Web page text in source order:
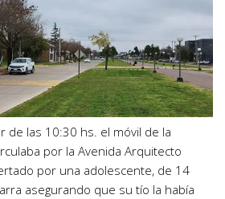
de las 10:30 hs. el móvil de la
por la Avenida Arquitecto
por una adolescente, de 14
asegurando que su tío la había